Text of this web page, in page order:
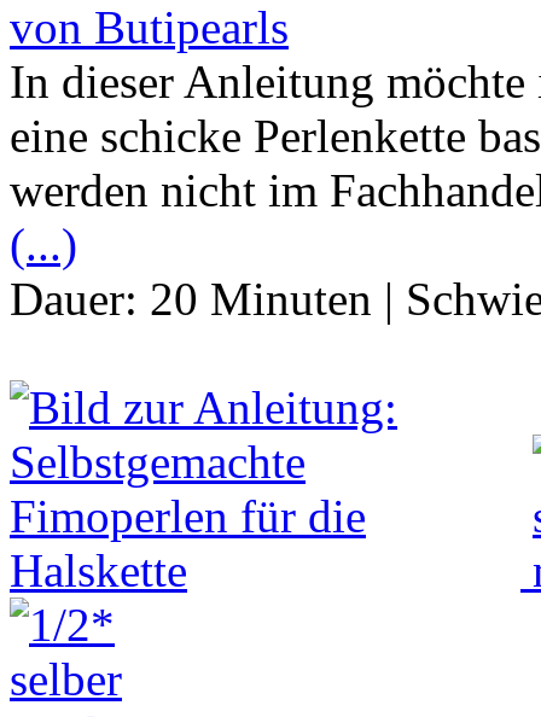
von Butipearls
In dieser Anleitung
eine schicke Perlenkette
werden nicht im
(...)
Dauer: 20 Minuten |